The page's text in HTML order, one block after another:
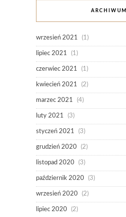
ARCHIWUM
wrzesień 2021 (1)
lipiec 2021 (1)
czerwiec 2021 (1)
kwiecień 2021 (2)
marzec 2021 (4)
luty 2021 (3)
styczeń 2021 (3)
grudzień 2020 (2)
listopad 2020 (3)
październik 2020 (3)
wrzesień 2020 (2)
lipiec 2020 (2)